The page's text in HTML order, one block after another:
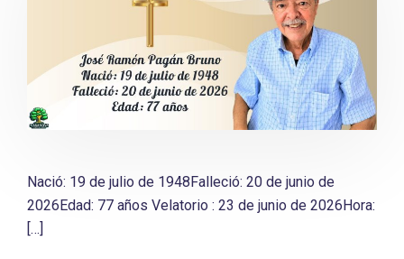
Nació: 19 de julio de 1948Falleció: 20 de junio de
2026Edad: 77 años Velatorio : 23 de junio de 2026Hora:
[…]